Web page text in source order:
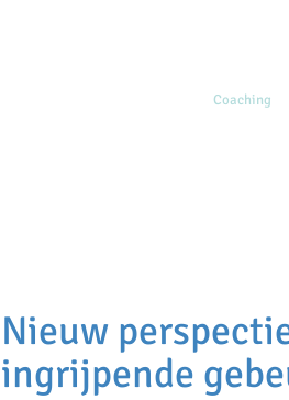
Coaching
Nieuw
ingrijpende